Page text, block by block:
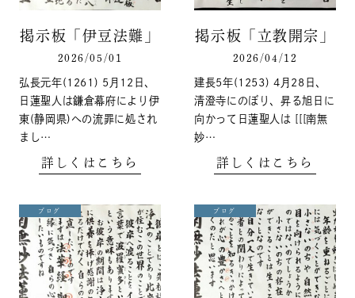
掲示板「伊豆法難」
2026/05/01
弘長元年(1261) 5月12日、
日蓮聖人は鎌倉幕府により伊
東(静岡県)への流罪に処され
まし…
詳しくはこちら
掲示板「立教開宗」
2026/04/12
建長5年(1253) 4月28日、
清澄寺にのぼり、昇る旭日に
向かって日蓮聖人は [[[南無
妙…
詳しくはこちら
ブログ ブログ